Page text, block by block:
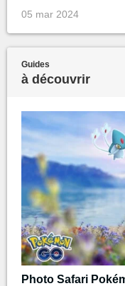
05 mar 2024
Guides
à découvrir
Photo Safari